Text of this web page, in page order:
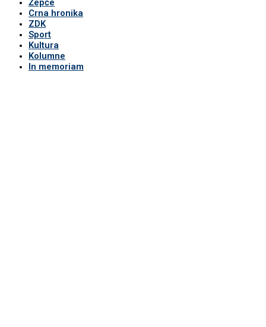
Žepče
Crna hronika
ZDK
Sport
Kultura
Kolumne
In memoriam